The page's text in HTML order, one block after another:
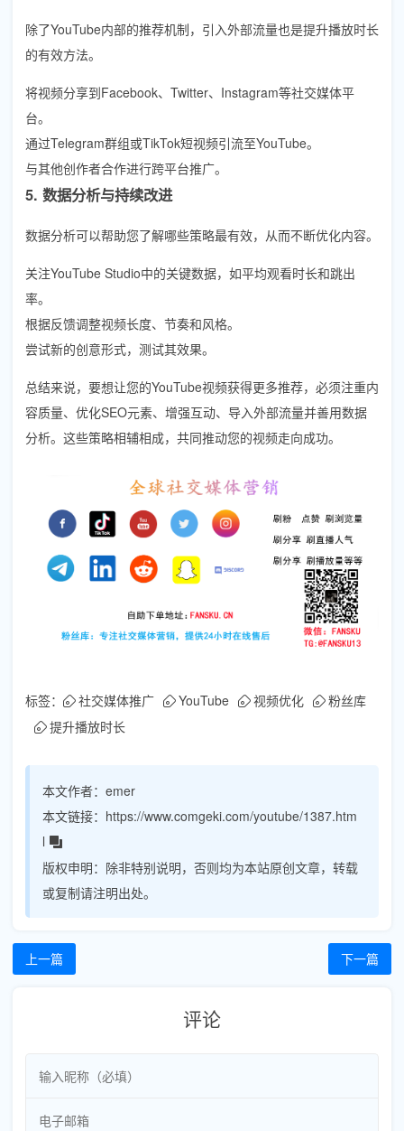
除了YouTube内部的推荐机制，引入外部流量也是提升播放时长
的有效方法。
将视频分享到Facebook、Twitter、Instagram等社交媒体平
台。
通过Telegram群组或TikTok短视频引流至YouTube。
与其他创作者合作进行跨平台推广。
5. 数据分析与持续改进
数据分析可以帮助您了解哪些策略最有效，从而不断优化内容。
关注YouTube Studio中的关键数据，如平均观看时长和跳出
率。
根据反馈调整视频长度、节奏和风格。
尝试新的创意形式，测试其效果。
总结来说，要想让您的YouTube视频获得更多推荐，必须注重内
容质量、优化SEO元素、增强互动、导入外部流量并善用数据
分析。这些策略相辅相成，共同推动您的视频走向成功。
标签： 社交媒体推广 YouTube 视频优化
粉丝库
提升播放时长
本文作者： emer
本文链接： https://www.comgeki.com/youtube/1387.htm
l
版权申明： 除非特别说明，否则均为本站原创文章，转载
或复制请注明出处。
上一篇 下一篇
评论